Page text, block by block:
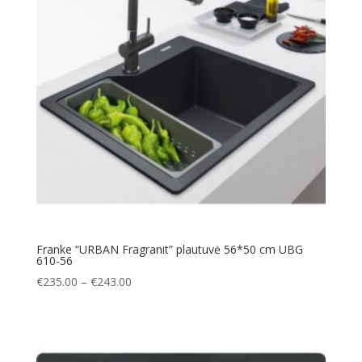
Franke “URBAN Fragranit” plautuvė 56*50 cm UBG
610-56
€235.00 – €243.00Price
€243.00